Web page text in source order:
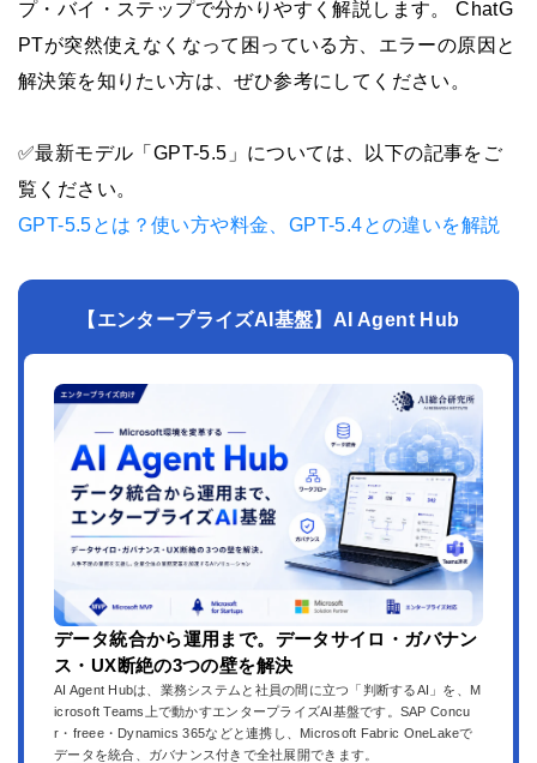
プ・バイ・ステップで分かりやすく解説します。 ChatG
PTが突然使えなくなって困っている方、エラーの原因と
解決策を知りたい方は、ぜひ参考にしてください。
✅最新モデル「GPT-5.5」については、以下の記事をご
覧ください。
GPT-5.5とは？使い方や料金、GPT-5.4との違いを解説
【エンタープライズAI基盤】AI Agent Hub
データ統合から運用まで。データサイロ・ガバナン
ス・UX断絶の3つの壁を解決
AI Agent Hubは、業務システムと社員の間に立つ「判断するAI」を、M
icrosoft Teams上で動かすエンタープライズAI基盤です。SAP Concu
r・freee・Dynamics 365などと連携し、Microsoft Fabric OneLakeで
データを統合、ガバナンス付きで全社展開できます。